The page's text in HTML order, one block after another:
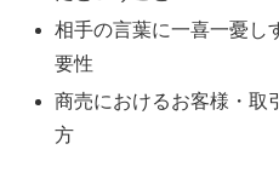
相手の言葉に一喜一憂し
要性
商売におけるお客様・取
方